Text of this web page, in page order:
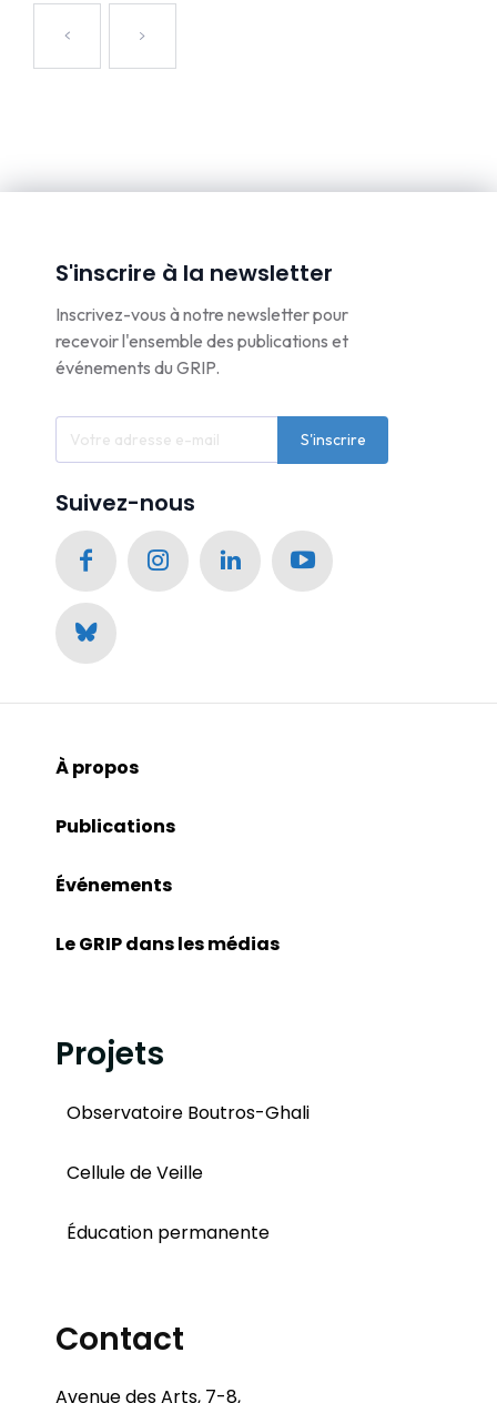
S'inscrire à la newsletter
Inscrivez-vous à notre newsletter pour
recevoir l'ensemble des publications et
événements du GRIP.
S'inscrire
Suivez-nous
À propos
Publications
Événements
Le GRIP dans les médias
Projets
Observatoire Boutros-Ghali
Cellule de Veille
Éducation permanente
Contact
Avenue des Arts, 7-8,